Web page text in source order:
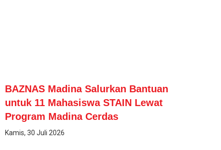
BAZNAS Madina Salurkan Bantuan
untuk 11 Mahasiswa STAIN Lewat
Program Madina Cerdas
Kamis, 30 Juli 2026